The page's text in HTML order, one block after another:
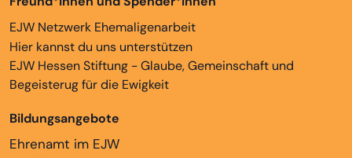
EJW Netzwerk Ehemaligenarbeit
Hier kannst du uns unterstützen
EJW Hessen Stiftung - Glaube, Gemeinschaft und
Begeisterug für die Ewigkeit
Bildungsangebote
Ehrenamt im EJW